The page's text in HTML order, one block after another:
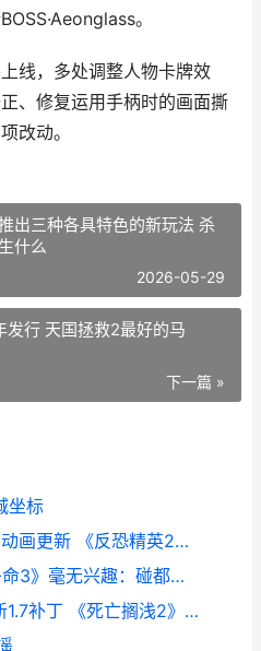
。
线，多处调整人物卡牌效
、修复运用手柄时的画面撕
改动。
出三种各具特色的新玩法 杀
什么
2026-05-29
发行 天国拯救2最好的马
下一篇 »
坐标
《反恐精英2》第三人称动画更新 《反恐精英2》直接安装游戏
前V社编剧表示对《半条命3》毫无兴趣：碰都不想碰
《死亡搁浅2》PC版更新1.7补丁 《死亡搁浅2》PC修改器